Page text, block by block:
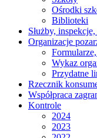
Ośrodki
Biblioteki
Służby,
Organizacje
Wykaz
Przydatne
Rzecznik
Współpraca
Kontrole
2024
2023